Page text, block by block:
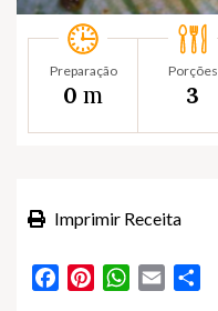
Preparação
0 m
Porções
3
Imprimir Receita
FacebookPinterestWhatsApp
Email